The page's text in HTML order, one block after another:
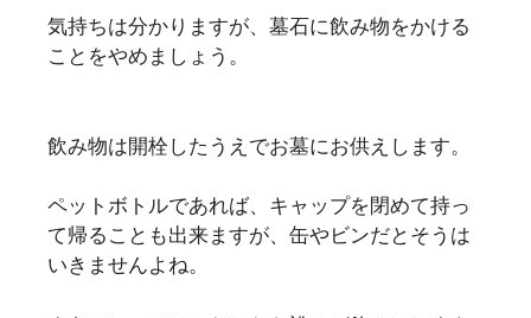
気持ちは分かりますが、墓石に飲み物をかける
ことをやめましょう。
飲み物は開栓したうえでお墓にお供えします。
ペットボトルであれば、キャップを閉めて持っ
て帰ることも出来ますが、缶やビンだとそうは
いきませんよね。